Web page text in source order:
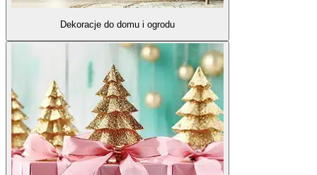
Dekoracje do domu i ogrodu